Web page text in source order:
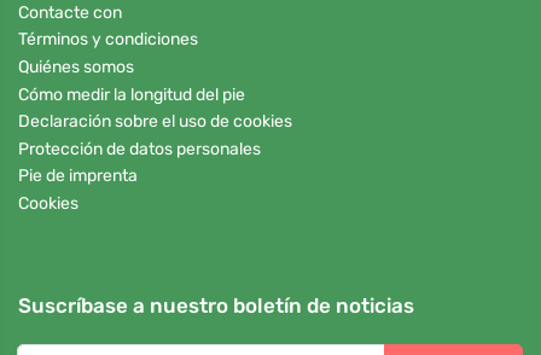
Contacte con
Términos y condiciones
Quiénes somos
Cómo medir la longitud del pie
Declaración sobre el uso de cookies
Protección de datos personales
Pie de imprenta
Cookies
Suscríbase a nuestro boletín de noticias